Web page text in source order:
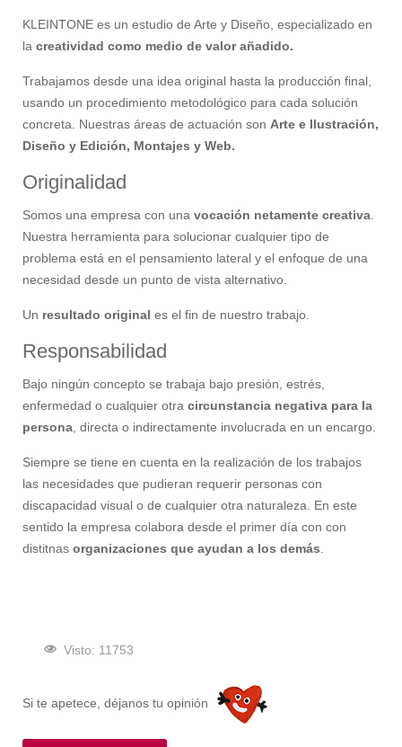
KLEINTONE es un estudio de Arte y Diseño, especializado en
la creatividad como medio de valor añadido.
Trabajamos desde una idea original hasta la producción final,
usando un procedimiento metodológico para cada solución
concreta. Nuestras áreas de actuación son Arte e Ilustración,
Diseño y Edición, Montajes y Web.
Originalidad
Somos una empresa con una vocación netamente creativa
Nuestra herramienta para solucionar cualquier tipo de
problema está en el pensamiento lateral y el enfoque de una
necesidad desde un punto de vista alternativo.
Un resultado original es el fin de nuestro trabajo.
Responsabilidad
Bajo ningún concepto se trabaja bajo presión, estrés,
enfermedad o cualquier otra circunstancia negativa para la
persona , directa o indirectamente involucrada en un encargo.
Siempre se tiene en cuenta en la realización de los trabajos
las necesidades que pudieran requerir personas con
discapacidad visual o de cualquier otra naturaleza. En este
sentido la empresa colabora desde el primer día con con
distitnas organizaciones que ayudan a los demás
Visto: 11753
Si te apetece, déjanos tu opinión